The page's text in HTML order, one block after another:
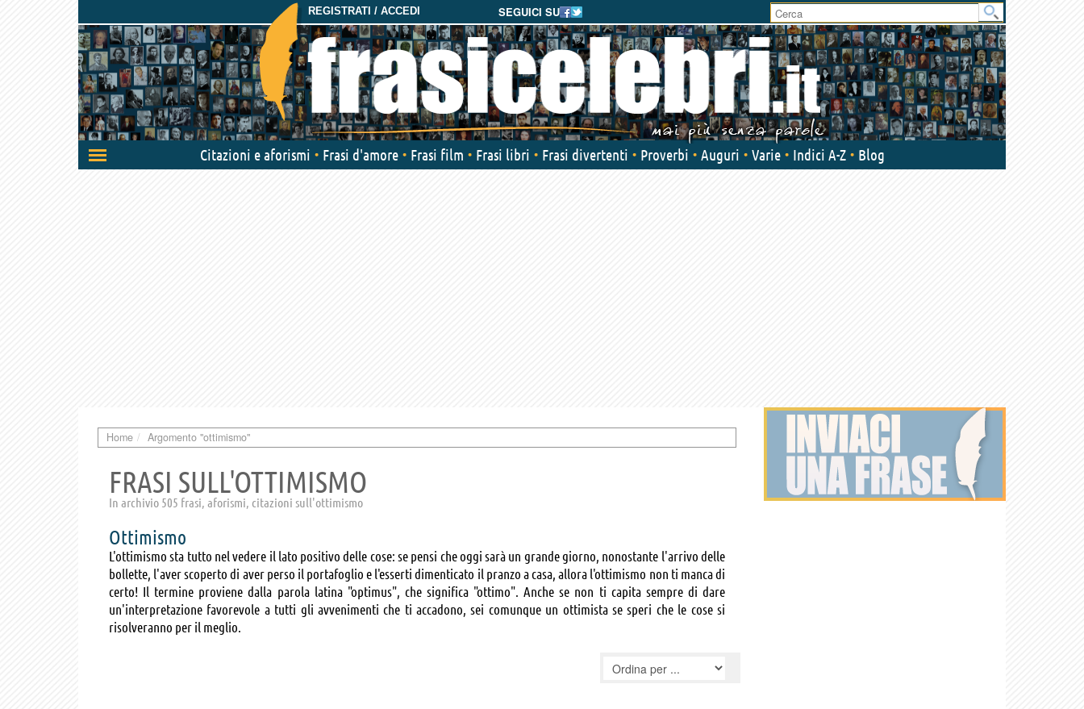
SEGUICI SU
REGISTRATI / ACCEDI
Attiva/disattiva
navigazione
User
area
Citazioni e aforismi Frasi d'amore Frasi film Frasi libri Frasi divertenti Proverbi Auguri Varie Indici A-Z Blog
Home Argomento "ottimismo"
FRASI SULL'OTTIMISMO
In archivio 505 frasi, aforismi, citazioni sull'ottimismo
Ottimismo
L'ottimismo sta tutto nel vedere il lato positivo delle cose: se pensi che oggi sarà un grande giorno, nonostante l'arrivo delle
bollette, l'aver scoperto di aver perso il portafoglio e l'esserti dimenticato il pranzo a casa, allora l'ottimismo non ti manca di
certo! Il termine proviene dalla parola latina "optimus", che significa "ottimo". Anche se non ti capita sempre di dare
un'interpretazione favorevole a tutti gli avvenimenti che ti accadono, sei comunque un ottimista se speri che le cose si
risolveranno per il meglio.